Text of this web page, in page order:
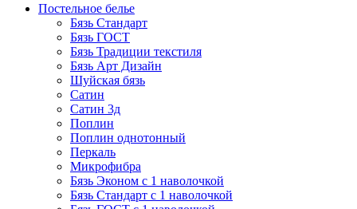
Постельное белье
Бязь Стандарт
Бязь ГОСТ
Бязь Традиции текстиля
Бязь Арт Дизайн
Шуйская бязь
Сатин
Сатин 3д
Поплин
Поплин однотонный
Перкаль
Микрофибра
Бязь Эконом с 1 наволочкой
Бязь Стандарт с 1 наволочкой